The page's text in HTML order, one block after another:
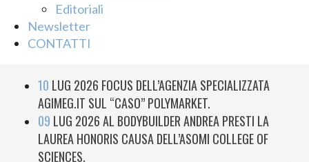
Editoriali
Newsletter
CONTATTI
10 LUG 2026 FOCUS DELL’AGENZIA SPECIALIZZATA
AGIMEG.IT SUL “CASO” POLYMARKET.
09 LUG 2026AL BODYBUILDER ANDREA PRESTI LA
LAUREA HONORIS CAUSA DELL’ASOMI COLLEGE OF
SCIENCES.